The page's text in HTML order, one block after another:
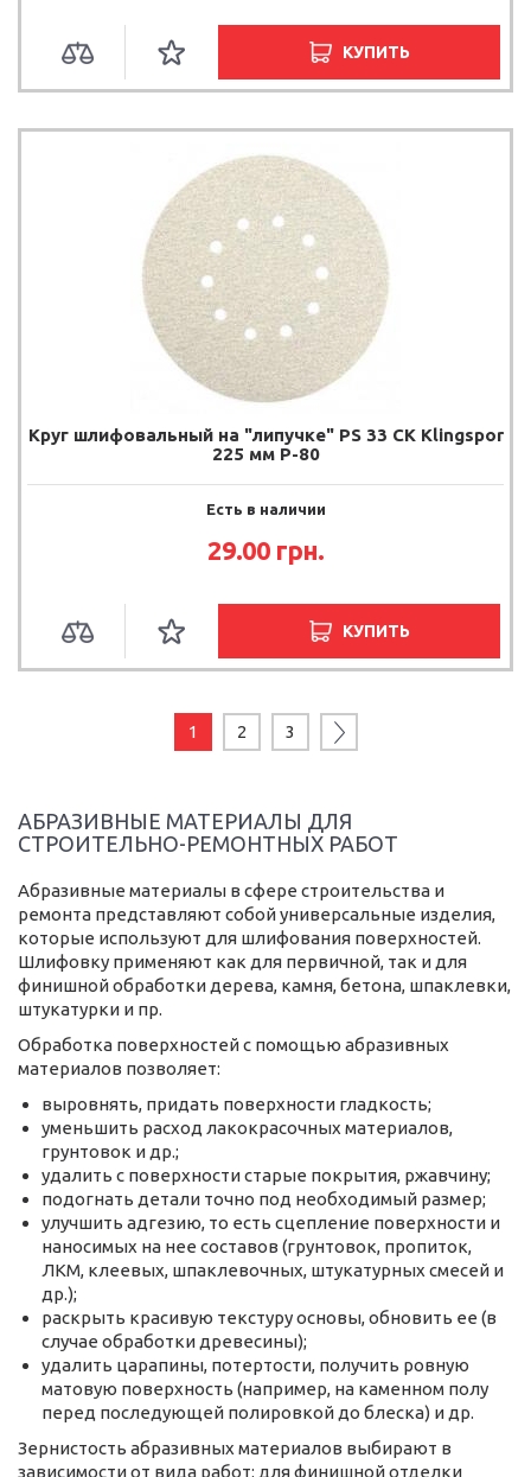
КУПИТЬ
Круг шлифовальный на "липучке" PS 33 CK Klingspor
225 мм P-80
Есть в наличии
29.00 грн.
КУПИТЬ
1 2 3
АБРАЗИВНЫЕ МАТЕРИАЛЫ ДЛЯ
СТРОИТЕЛЬНО-РЕМОНТНЫХ РАБОТ
Абразивные материалы в сфере строительства и
ремонта представляют собой универсальные изделия,
которые используют для шлифования поверхностей.
Шлифовку применяют как для первичной, так и для
финишной обработки дерева, камня, бетона, шпаклевки,
штукатурки и пр.
Обработка поверхностей с помощью абразивных
материалов позволяет:
выровнять, придать поверхности гладкость;
уменьшить расход лакокрасочных материалов,
грунтовок и др.;
удалить с поверхности старые покрытия, ржавчину;
подогнать детали точно под необходимый размер;
улучшить адгезию, то есть сцепление поверхности и
наносимых на нее составов (грунтовок, пропиток,
ЛКМ, клеевых, шпаклевочных, штукатурных смесей и
др.);
раскрыть красивую текстуру основы, обновить ее (в
случае обработки древесины);
удалить царапины, потертости, получить ровную
матовую поверхность (например, на каменном полу
перед последующей полировкой до блеска) и др.
Зернистость абразивных материалов выбирают в
зависимости от вида работ: для финишной отделки